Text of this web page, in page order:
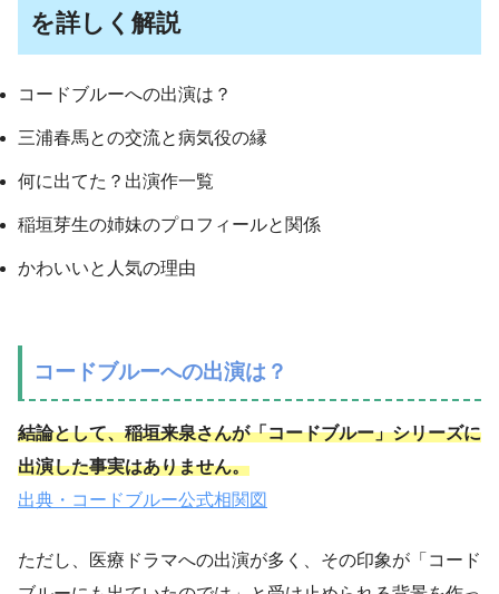
を詳しく解説
コードブルーへの出演は？
三浦春馬との交流と病気役の縁
何に出てた？出演作一覧
稲垣芽生の姉妹のプロフィールと関係
かわいいと人気の理由
コードブルーへの出演は？
結論として、稲垣来泉さんが「コードブルー」シリーズに
出演した事実はありません。
出典・コードブルー公式相関図
ただし、医療ドラマへの出演が多く、その印象が「コード